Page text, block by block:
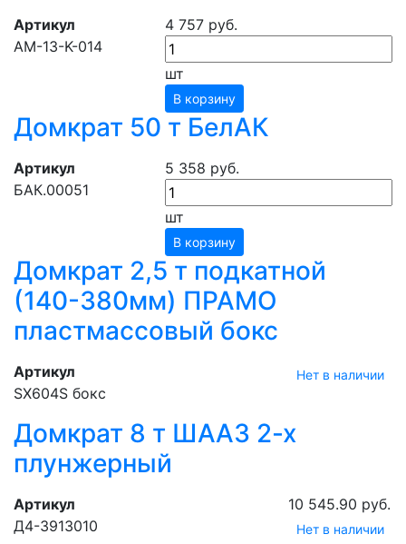
Артикул
АМ-13-K-014
4 757 руб.
шт
В корзину
Домкрат 50 т БелАК
Артикул
БАК.00051
5 358 руб.
шт
В корзину
Домкрат 2,5 т подкатной
(140-380мм) ПРАМО
пластмассовый бокс
Артикул
SX604S бокс
Нет в наличии
Домкрат 8 т ШААЗ 2-х
плунжерный
Артикул
Д4-3913010
10 545.90 руб.
Нет в наличии